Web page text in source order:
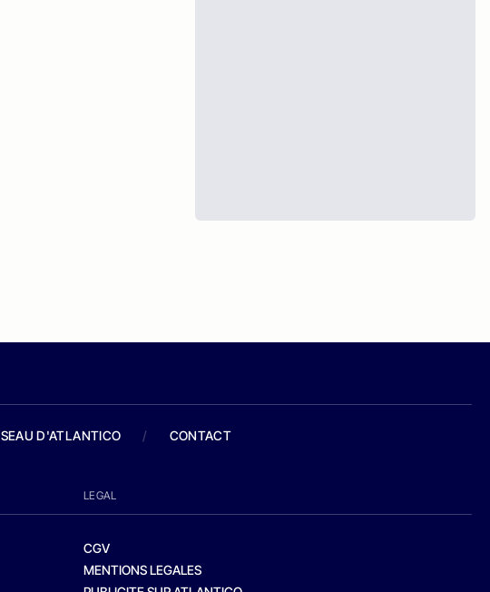
D'ATLANTICO / CONTACT
LEGAL
CGV
MENTIONS LEGALES